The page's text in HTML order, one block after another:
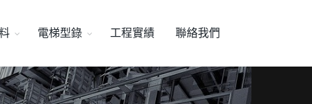
電梯型錄 工程實績 聯絡我們